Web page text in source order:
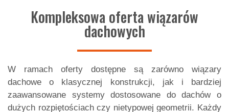
Kompleksowa oferta wiązarów
dachowych
W ramach oferty dostępne są zarówno wiązary
dachowe o klasycznej konstrukcji, jak i bardziej
zaawansowane systemy dostosowane do dachów o
dużych rozpiętościach czy nietypowej geometrii. Każdy